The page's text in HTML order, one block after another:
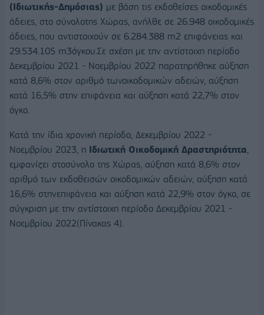
(Ιδιωτικής-Δημόσιας) με βάση τις εκδοθείσες οικοδομικές
άδειες, στο σύνολοτης Χώρας, ανήλθε σε 26.948 οικοδομικές
άδειες, που αντιστοιχούν σε 6.284.388 m2 επιφάνειας και
29.534.105 m3όγκου.Σε σχέση με την αντίστοιχη περίοδο
Δεκεμβρίου 2021 - Νοεμβρίου 2022 παρατηρήθηκε αύξηση
κατά 8,6% στον αριθμό τωνοικοδομικών αδειών, αύξηση
κατά 16,5% στην επιφάνεια και αύξηση κατά 22,7% στον
όγκο.
Κατά την ίδια χρονική περίοδο, Δεκεμβρίου 2022 -
Νοεμβρίου 2023, η Ιδιωτική Οικοδομική Δραστηριότητα
εμφανίζει στοσύνολο της Χώρας, αύξηση κατά 8,6% στον
αριθμό των εκδοθεισών οικοδομικών αδειών, αύξηση κατά
16,6% στηνεπιφάνεια και αύξηση κατά 22,9% στον όγκο, σε
σύγκριση με την αντίστοιχη περίοδο Δεκεμβρίου 2021 -
Νοεμβρίου 2022(Πίνακας 4).